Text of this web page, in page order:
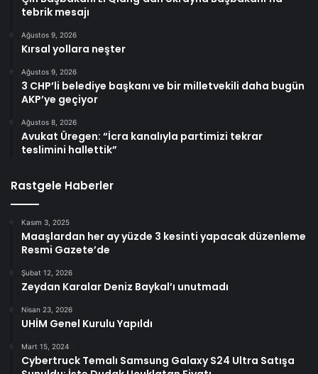
tebrik mesajı
Ağustos 9, 2026
Kırsal yollara neşter
Ağustos 9, 2026
3 CHP’li belediye başkanı ve bir milletvekili daha bugün
AKP’ye geçiyor
Ağustos 8, 2026
Avukat Üregen: “İcra kanalıyla partimizi tekrar
teslimini hallettik”
Rastgele Haberler
Kasım 3, 2025
Maaşlardan her ay yüzde 3 kesinti yapacak düzenleme
Resmi Gazete’de
Şubat 12, 2026
Zeydan Karalar Deniz Baykal’ı unutmadı
Nisan 23, 2026
UHİM Genel Kurulu Yapıldı
Mart 15, 2024
Cybertruck Temalı Samsung Galaxy S24 Ultra Satışa